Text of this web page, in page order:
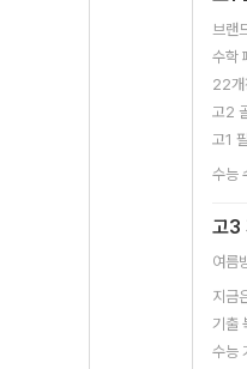
브랜
수학
22개
고2
고1
수능
고3
여름
지금
기출
수능